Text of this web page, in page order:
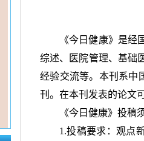
《今日健康》是
综述、医院管理、基础
经验交流等。本刊系中
刊。在本刊发表的论文
《今日健康》投稿
1.投稿要求：观点